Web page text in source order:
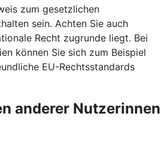
zum gesetzlichen
sein. Achten Sie auch
Recht zugrunde liegt. Bei
können Sie sich zum Beispiel
EU-Rechtsstandards
anderer Nutzerinnen